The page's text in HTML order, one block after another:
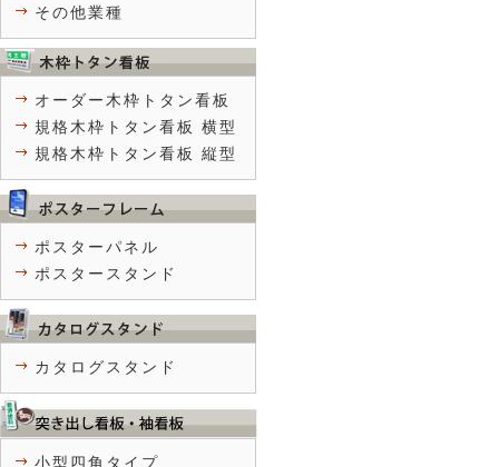
その他業種
オーダー木枠トタン看板
規格木枠トタン看板 横型
規格木枠トタン看板 縦型
ポスターパネル
ポスタースタンド
カタログスタンド
小型四角タイプ